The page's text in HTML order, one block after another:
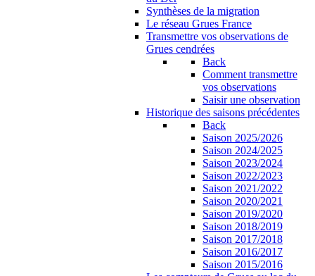
Synthèses de la migration
Le réseau Grues France
Transmettre vos observations de
Grues cendrées
Back
Comment transmettre
vos observations
Saisir une observation
Historique des saisons précédentes
Back
Saison 2025/2026
Saison 2024/2025
Saison 2023/2024
Saison 2022/2023
Saison 2021/2022
Saison 2020/2021
Saison 2019/2020
Saison 2018/2019
Saison 2017/2018
Saison 2016/2017
Saison 2015/2016